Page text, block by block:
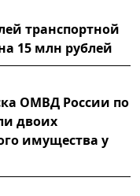
транспортной
15 млн рублей
ОМВД России по
двоих
имущества у